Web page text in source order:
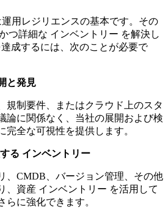
用レジリエンスの基本です。その
つ詳細な インベントリー を解決し
成するには、次のことが必要で
と発見
規制要件、またはクラウド上のスタ
論に関係なく、当社の展開および検
完全な可視性を提供します。
る インベントリー
、CMDB、バージョン管理、その他
、資産 インベントリー を活用して
らに強化できます。